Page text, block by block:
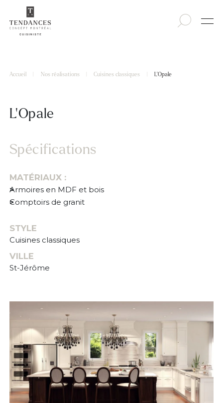
Accueil Nos réalisations Cuisines classiques L’Opale
L’Opale
Spécifications
MATÉRIAUX :
Armoires en MDF et bois
Comptoirs de granit
STYLE
Cuisines classiques
VILLE
St-Jérôme